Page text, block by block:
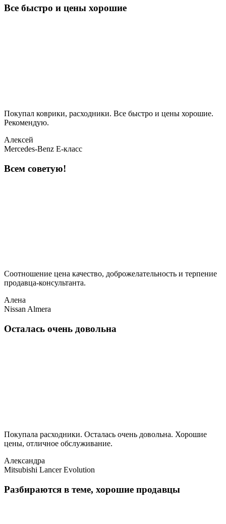
Все быстро и цены хорошие
Покупал коврики, расходники. Все быстро и цены хорошие.
Рекомендую.
Алексей
Mercedes-Benz E-класс
Всем советую!
Соотношение цена качество, доброжелательность и терпение
продавца-консультанта.
Алена
Nissan Almera
Осталась очень довольна
Покупала расходники. Осталась очень довольна. Хорошие
цены, отличное обслуживание.
Александра
Mitsubishi Lancer Evolution
Разбираются в теме, хорошие продавцы